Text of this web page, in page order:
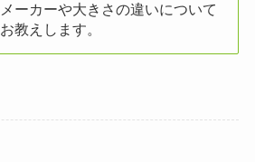
メーカーや大きさの違いについて
お教えします。